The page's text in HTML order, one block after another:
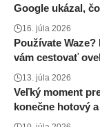
Google ukázal,
16. júla 2026
Používate
vám cestovať
13. júla 2026
Veľký moment
konečne hotový